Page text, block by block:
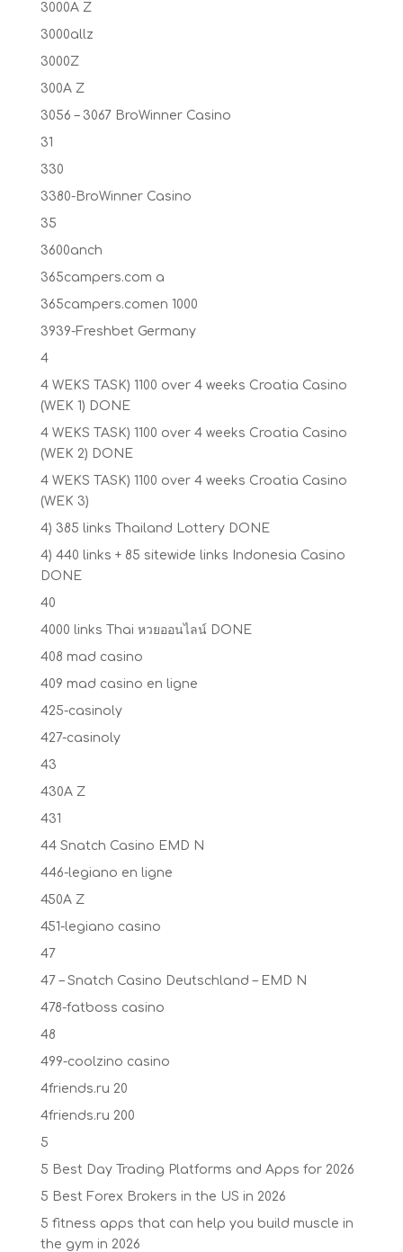
3000A Z
3000allz
3000Z
300A Z
3056 – 3067 BroWinner Casino
31
330
3380-BroWinner Casino
35
3600anch
365campers.com a
365campers.comen 1000
3939-Freshbet Germany
4
4 WEKS TASK) 1100 over 4 weeks Croatia Casino
(WEK 1) DONE
4 WEKS TASK) 1100 over 4 weeks Croatia Casino
(WEK 2) DONE
4 WEKS TASK) 1100 over 4 weeks Croatia Casino
(WEK 3)
4) 385 links Thailand Lottery DONE
4) 440 links + 85 sitewide links Indonesia Casino
DONE
40
4000 links Thai หวยออนไลน์ DONE
408 mad casino
409 mad casino en ligne
425-casinoly
427-casinoly
43
430A Z
431
44 Snatch Casino EMD N
446-legiano en ligne
450A Z
451-legiano casino
47
47 – Snatch Casino Deutschland – EMD N
478-fatboss casino
48
499-coolzino casino
4friends.ru 20
4friends.ru 200
5
5 Best Day Trading Platforms and Apps for 2026
5 Best Forex Brokers in the US in 2026
5 fitness apps that can help you build muscle in
the gym in 2026